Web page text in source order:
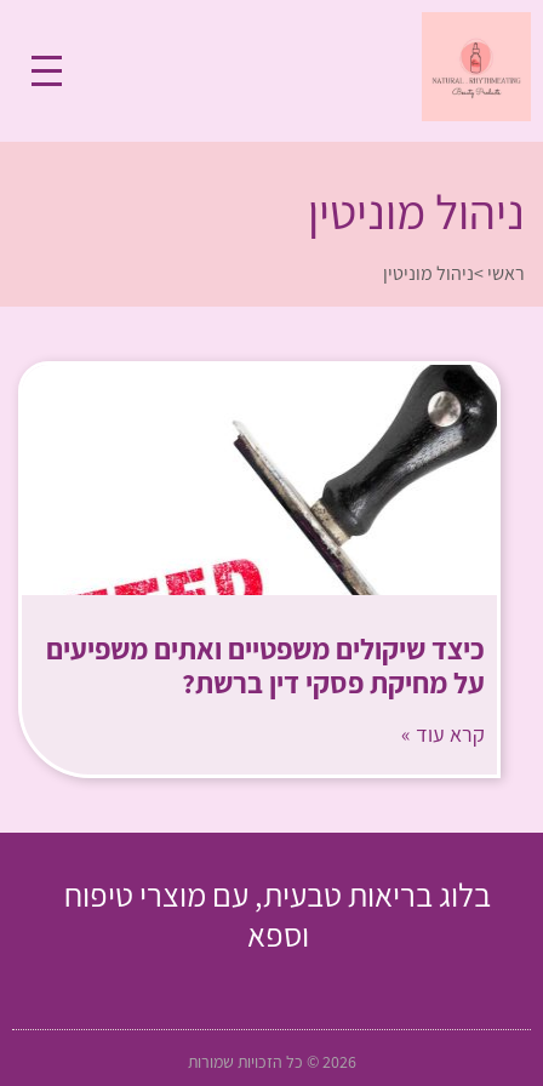
ניהול מוניטין
ראשי>ניהול מוניטין
כיצד שיקולים משפטיים ואתים משפיעים
על מחיקת פסקי דין ברשת?
קרא עוד »
בלוג בריאות טבעית, עם מוצרי טיפוח
וספא
2026 © כל הזכויות שמורות